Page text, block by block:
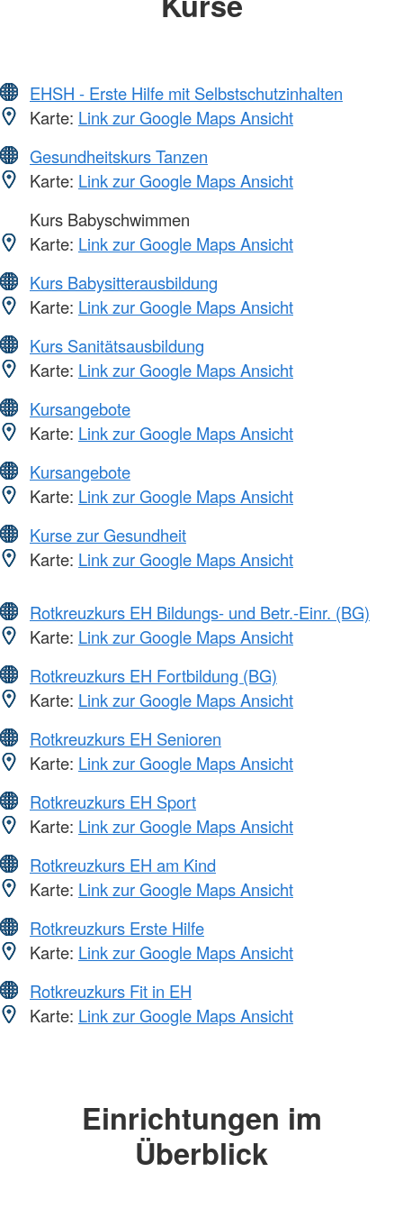
EHSH - Erste Hilfe mit Selbstschutzinhalten
Karte: Link zur Google Maps Ansicht
Gesundheitskurs Tanzen
Karte: Link zur Google Maps Ansicht
Kurs Babyschwimmen
Karte: Link zur Google Maps Ansicht
Kurs Babysitterausbildung
Karte: Link zur Google Maps Ansicht
Kurs Sanitätsausbildung
Karte: Link zur Google Maps Ansicht
Kursangebote
Karte: Link zur Google Maps Ansicht
Kursangebote
Karte: Link zur Google Maps Ansicht
Kurse zur Gesundheit
Karte: Link zur Google Maps Ansicht
Rotkreuzkurs EH Bildungs- und Betr.-Einr. (BG)
Karte: Link zur Google Maps Ansicht
Rotkreuzkurs EH Fortbildung (BG)
Karte: Link zur Google Maps Ansicht
Rotkreuzkurs EH Senioren
Karte: Link zur Google Maps Ansicht
Rotkreuzkurs EH Sport
Karte: Link zur Google Maps Ansicht
Rotkreuzkurs EH am Kind
Karte: Link zur Google Maps Ansicht
Rotkreuzkurs Erste Hilfe
Karte: Link zur Google Maps Ansicht
Rotkreuzkurs Fit in EH
Karte: Link zur Google Maps Ansicht
Einrichtungen im
Überblick